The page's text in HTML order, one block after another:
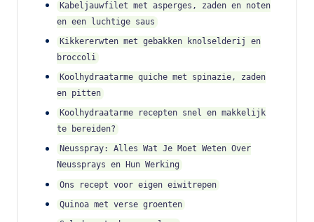
Kabeljauwfilet met asperges, zaden en noten
en een luchtige saus
Kikkererwten met gebakken knolselderij en
broccoli
Koolhydraatarme quiche met spi­na­zie, za­den
en pitten
Koolhydraatarme recepten snel en makkelijk
te bereiden?
Neusspray: Alles Wat Je Moet Weten Over
Neussprays en Hun Werking
Ons recept voor eigen eiwitrepen
Quinoa met verse groenten